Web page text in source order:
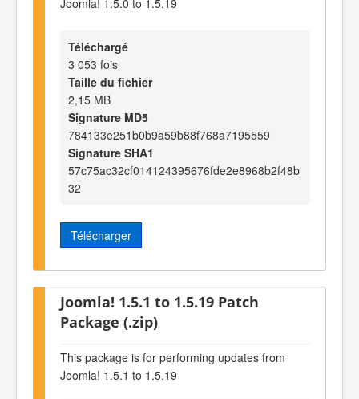
Téléchargé
3 053 fois
Taille du fichier
2,15 MB
Signature MD5
784133e251b0b9a59b88f768a7195559
Signature SHA1
57c75ac32cf014124395676fde2e8968b2f48b
32
Télécharger
Joomla! 1.5.1 to 1.5.19 Patch
Package (.zip)
This package is for performing updates from
Joomla! 1.5.1 to 1.5.19